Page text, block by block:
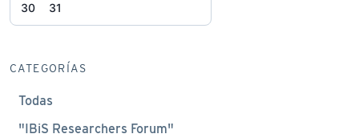
30
31
CATEGORÍAS
Todas
"IBiS Researchers Forum"